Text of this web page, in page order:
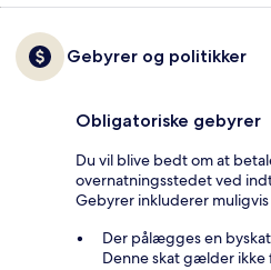
Gebyrer og politikker
Obligatoriske gebyrer
Du vil blive bedt om at
overnatningsstedet ved
Gebyrer inkluderer
Der pålægges en
Denne skat gælder ikke